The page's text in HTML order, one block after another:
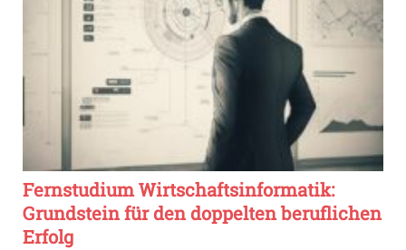
Fernstudium Wirtschaftsinformatik:
Grundstein für den doppelten beruflichen
Erfolg